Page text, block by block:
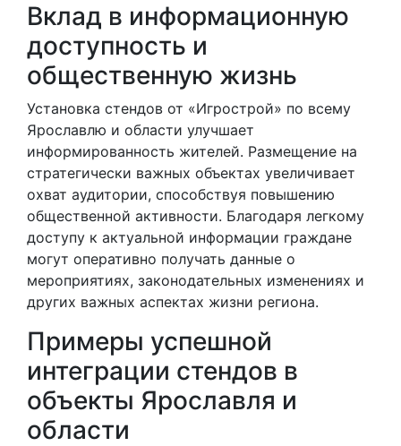
Вклад в информационную
доступность и
общественную жизнь
Установка стендов от «Игрострой» по всему
Ярославлю и области улучшает
информированность жителей. Размещение на
стратегически важных объектах увеличивает
охват аудитории, способствуя повышению
общественной активности. Благодаря легкому
доступу к актуальной информации граждане
могут оперативно получать данные о
мероприятиях, законодательных изменениях и
других важных аспектах жизни региона.
Примеры успешной
интеграции стендов в
объекты Ярославля и
области